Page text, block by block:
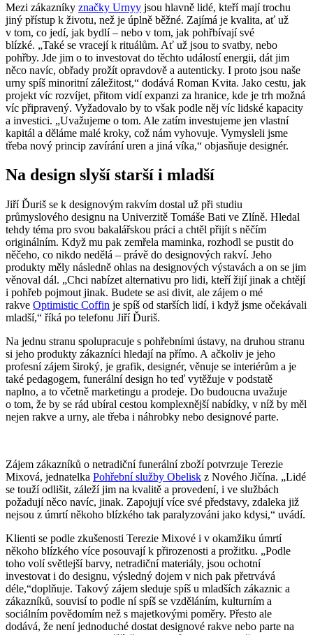
Mezi zákazníky značky Urnyy jsou hlavně lidé, kteří mají trochu
jiný přístup k životu, než je úplně běžné. Zajímá je kvalita, ať už
v tom, co jedí, jak bydlí – nebo v tom, jak pohřbívají své
blízké.
Také se vracejí k rituálům. Ať už jsou to svatby, nebo
pohřby. Jde jim o to investovat do těchto událostí energii, dát jim
něco navíc, obřady prožít opravdově a autenticky. I proto jsou naše
urny spíš minoritní záležitost,
dodává Roman Kvita. Jako cestu, jak
projekt víc rozvíjet, přitom vidí expanzi za hranice, kde je trh možná
víc připravený. Vyžadovalo by to však podle něj víc lidské kapacity
a investici.
Uvažujeme o tom. Ale zatím investujeme jen vlastní
kapitál a děláme malé kroky, což nám vyhovuje. Vymysleli jsme
třeba nový princip zavírání uren a jiná víka,
objasňuje designér.
Na design slyší starší i mladší
Jiří Ďuriš se k designovým rakvím dostal už při studiu
průmyslového designu na Univerzitě Tomáše Bati ve Zlíně. Hledal
tehdy téma pro svou bakalářskou práci a chtěl přijít s něčím
originálním. Když mu pak zemřela maminka, rozhodl se pustit do
něčeho, co nikdo nedělá – právě do designových rakví. Jeho
produkty měly následně ohlas na designových výstavách a on se jim
věnoval dál.
Chci nabízet alternativu pro lidi, kteří žijí jinak a chtějí
i pohřeb pojmout jinak. Budete se asi divit, ale zájem o mé
rakve Optimistic Coffin je spíš od starších lidí, i když jsme očekávali
mladší,
říká po telefonu Jiří Ďuriš.
Na jednu stranu spolupracuje s pohřebními ústavy, na druhou stranu
si jeho produkty zákazníci hledají na přímo. A ačkoliv je jeho
profesní zájem široký, je grafik, designér, věnuje se interiérům a je
také pedagogem, funerální design ho teď vytěžuje v podstatě
naplno, a to včetně marketingu a prodeje. Do budoucna uvažuje
o tom, že by se rád ubíral cestou komplexnější nabídky, v níž by měl
nejen rakve a urny, ale třeba i náhrobky nebo designové parte.
Zájem zákazníků o netradiční funerální zboží potvrzuje Terezie
Mixová, jednatelka Pohřební služby Obelisk z Nového Jičína.
Lidé
se touží odlišit, záleží jim na kvalitě a provedení, i ve službách
požadují něco navíc, jinak. Zapojují více své představy, zdaleka již
nejsou z úmrtí někoho blízkého tak paralyzováni jako kdysi,
uvádí.
Klienti se podle zkušenosti Terezie Mixové i v okamžiku úmrtí
někoho blízkého více posouvají k přirozenosti a prožitku.
Podle
toho volí světlejší barvy, netradiční materiály, jsou ochotní
investovat i do designu, výsledný dojem v nich pak přetrvává
déle, doplňuje. Takový zájem sleduje spíš u mladších zákaznic a
zákazníků, souvisí to podle ní spíš se vzděláním, kulturním a
sociálním povědomím než s majetkovými poměry. Přesto ale
dodává, že není jednoduché dostat designové rakve nebo parte na